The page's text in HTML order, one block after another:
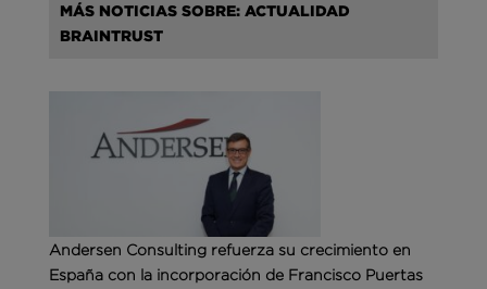
MÁS NOTICIAS SOBRE: ACTUALIDAD
BRAINTRUST
Andersen Consulting refuerza su crecimiento en
España con la incorporación de Francisco Puertas